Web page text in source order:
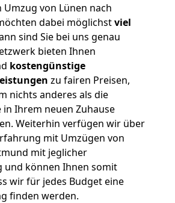
Umzug von Lünen nach
dabei möglichstviel
sind Sie bei uns genau
bieten Ihnen
kostengünstige
zu fairen Preisen,
nichts anderes als die
Ihrem neuen Zuhause
Weiterhin verfügen wir über
mit Umzügen von
mit jeglicher
und können Ihnen somit
wir für jedes Budget eine
finden werden.